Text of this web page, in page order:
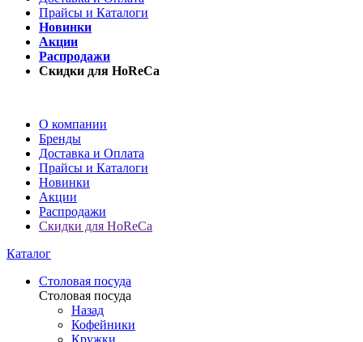
Прайсы и Каталоги
Новинки
Акции
Распродажи
Скидки для HoReCa
О компании
Бренды
Доставка и Оплата
Прайсы и Каталоги
Новинки
Акции
Распродажи
Скидки для HoReCa
Каталог
Столовая посуда
Столовая посуда
Назад
Кофейники
Кружки